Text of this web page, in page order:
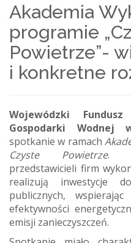
Akademia
programie
Powietrze”-
i konkretne
Wojewódzki
Gospodarki Wodnej
spotkanie w ramach
Czyste Powietrze.
przedstawicieli firm
realizują inwestycje
publicznych,
efektywności
emisji zanieczyszczeń.